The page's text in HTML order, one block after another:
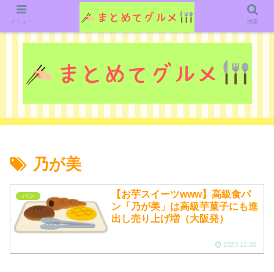
グルメ関連のいろいろなニューススレッドを紹介していきます。（鋭意作成中で
す）
乃が美
パン
【お芋スイーツwww】高級食パ
ン「乃が美」は高級芋菓子にも進
出し売り上げ増（大阪発）
2023.12.20
メニュー 検索